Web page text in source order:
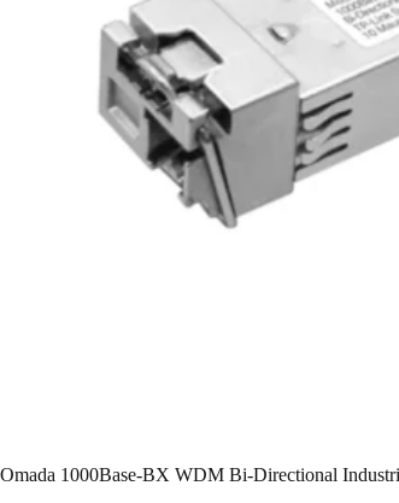
Omada 1000Base-BX WDM Bi-Directional